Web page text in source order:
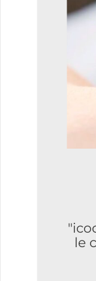
"icoone
le côté